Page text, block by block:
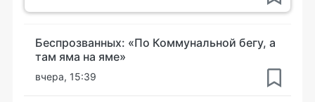
Беспрозванных: «По Коммунальной бегу, а
там яма на яме»
вчера, 15:39